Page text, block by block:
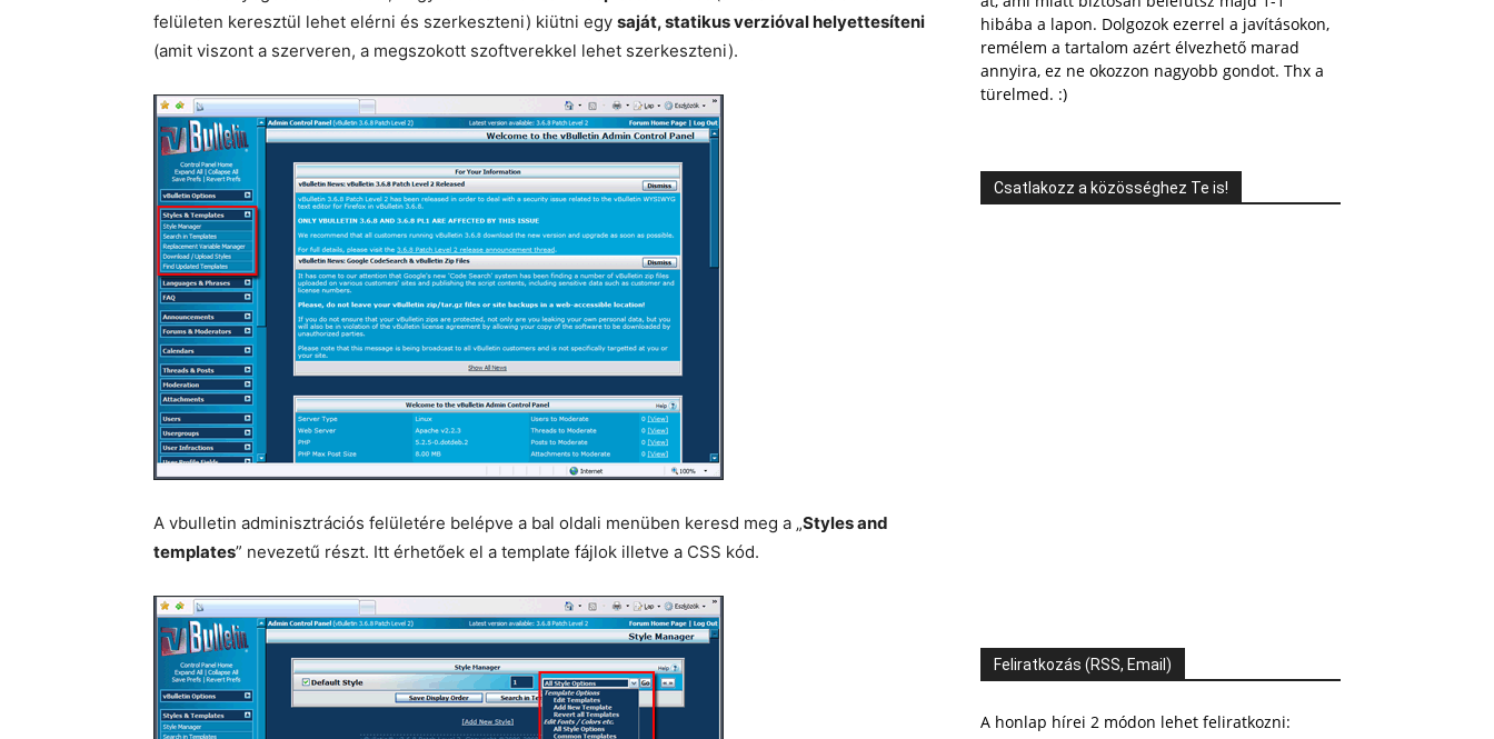
felületen keresztül lehet elérni és szerkeszteni) kiütni egy saját, statikus verzióval helyettesíteni
(amit viszont a szerveren, a megszokott szoftverekkel lehet szerkeszteni).
A vbulletin adminisztrációs felületére belépve a bal oldali menüben keresd meg a „Styles and
templates” nevezetű részt. Itt érhetőek el a template fájlok illetve a CSS kód.
hibába a lapon. Dolgozok ezerrel a javításokon,
remélem a tartalom azért élvezhető marad
annyira, ez ne okozzon nagyobb gondot. Thx a
türelmed. :)
Csatlakozz a közösséghez Te is!
Feliratkozás (RSS, Email)
A honlap hírei 2 módon lehet feliratkozni: